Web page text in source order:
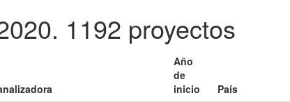
1192 proyectos
Año
de
inicio
País